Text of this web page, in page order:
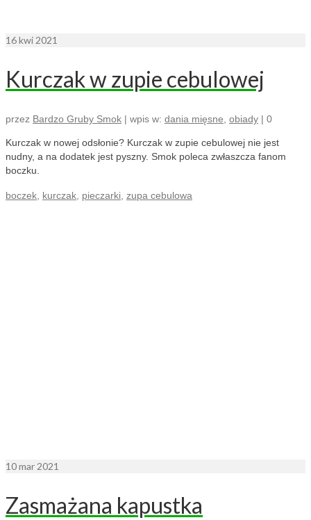
16kwi 2021
Kurczak w zupie cebulowej
przez Bardzo Gruby Smok | wpis w: dania mięsne obiady | 0
Kurczak w nowej odsłonie? Kurczak w zupie cebulowej nie jest
nudny, a na dodatek jest pyszny. Smok poleca zwłaszcza fanom
boczku.
boczek kurczak pieczarki zupa cebulowa
10mar 2021
Zasmażana kapustka